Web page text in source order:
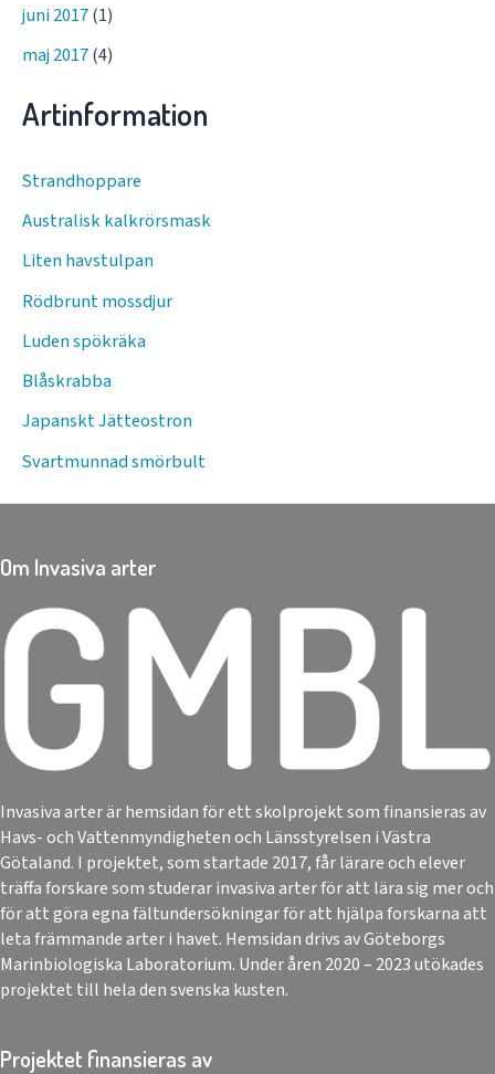
juni 2017(1)
maj 2017(4)
Artinformation
Strandhoppare
Australisk kalkrörsmask
Liten havstulpan
Rödbrunt mossdjur
Luden spökräka
Blåskrabba
Japanskt Jätteostron
Svartmunnad smörbult
Om Invasiva arter
Invasiva arter är hemsidan för ett skolprojekt som finansieras av
Havs- och Vattenmyndigheten och Länsstyrelsen i Västra
Götaland. I projektet, som startade 2017, får lärare och elever
träffa forskare som studerar invasiva arter för att lära sig mer och
för att göra egna fältundersökningar för att hjälpa forskarna att
leta främmande arter i havet. Hemsidan drivs av Göteborgs
Marinbiologiska Laboratorium. Under åren 2020 – 2023 utökades
projektet till hela den svenska kusten.
Projektet finansieras av